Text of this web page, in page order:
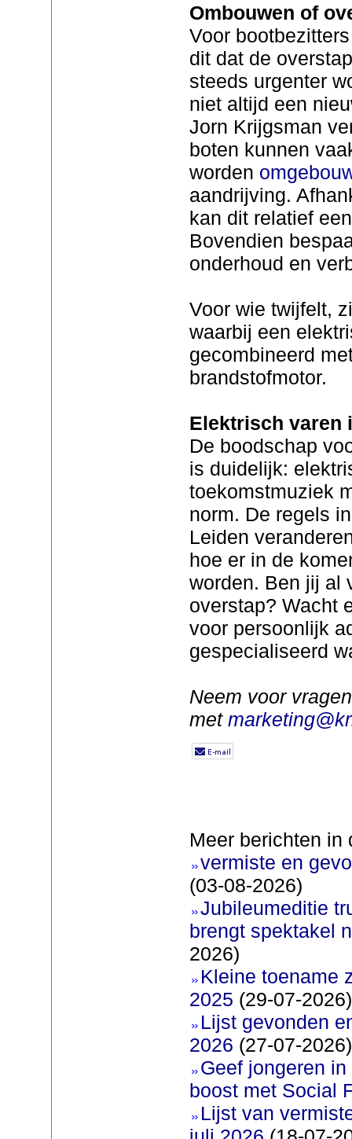
Ombouwen of
Voor
dit dat de
steeds urgenter
niet altijd een
Jorn Krijgsman
boten kunnen
worden
aandrijving.
kan dit relatief
Bovendien
onderhoud en
Voor wie twijfelt,
waarbij een
gecombineerd
brandstofmotor.
Elektrisch varen
De boodschap
is duidelijk:
toekomstmuziek
norm. De regels
Leiden
hoe er in de
worden. Ben jij al
overstap? Wacht
voor persoonlijk
gespecialiseerd
Neem voor
met
Meer berichten in
vermiste en
(03-08-2026)
Jubileumeditie
brengt spektakel
2026)
Kleine toename
2025 (29-07-2026)
Lijst gevonden
2026 (27-07-2026)
Geef jongeren
boost met Social
Lijst van